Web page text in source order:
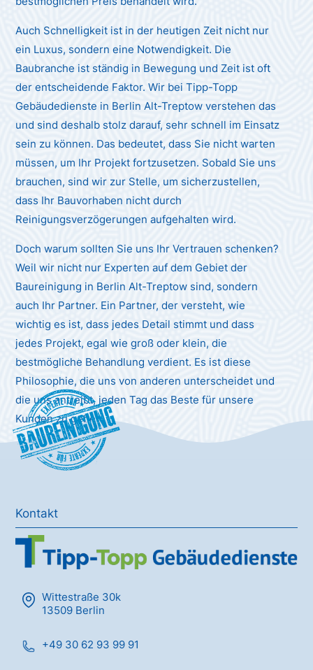
Auch Schnelligkeit ist in der heutigen Zeit nicht nur
ein Luxus, sondern eine Notwendigkeit. Die
Baubranche ist ständig in Bewegung und Zeit ist oft
der entscheidende Faktor. Wir bei Tipp-Topp
Gebäudedienste in Berlin Alt-Treptow verstehen das
und sind deshalb stolz darauf, sehr schnell im Einsatz
sein zu können. Das bedeutet, dass Sie nicht warten
müssen, um Ihr Projekt fortzusetzen. Sobald Sie uns
brauchen, sind wir zur Stelle, um sicherzustellen,
dass Ihr Bauvorhaben nicht durch
Reinigungsverzögerungen aufgehalten wird.
Doch warum sollten Sie uns Ihr Vertrauen schenken?
Weil wir nicht nur Experten auf dem Gebiet der
Baureinigung in Berlin Alt-Treptow sind, sondern
auch Ihr Partner. Ein Partner, der versteht, wie
wichtig es ist, dass jedes Detail stimmt und dass
jedes Projekt, egal wie groß oder klein, die
bestmögliche Behandlung verdient. Es ist diese
Philosophie, die uns von anderen unterscheidet und
die uns antreibt, jeden Tag das Beste für unsere
Kunden zu geben.
Baureinigung
Kontakt
Wittestraße 30k
13509 Berlin
+49 30 62 93 99 91